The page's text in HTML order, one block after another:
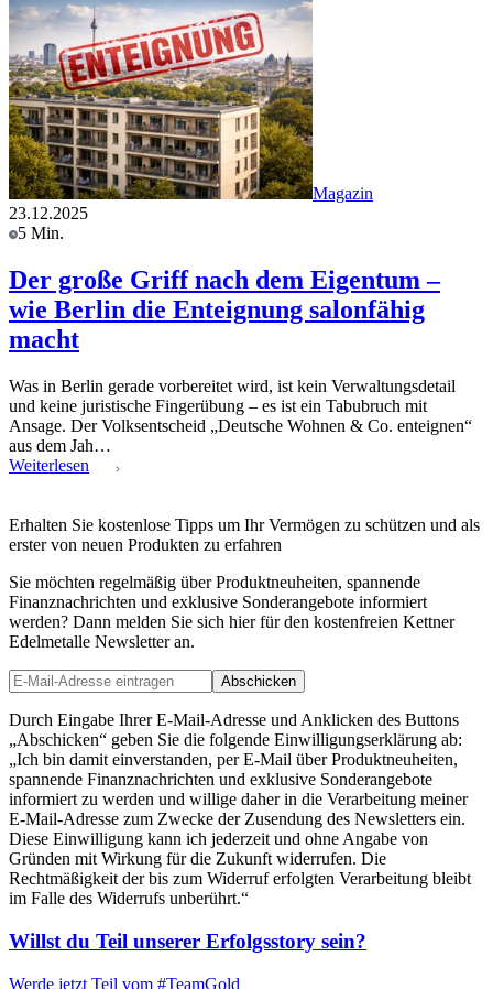
Magazin
23.12.2025
5 Min.
Der große Griff nach dem Eigentum –
wie Berlin die Enteignung salonfähig
macht
Was in Berlin gerade vorbereitet wird, ist kein Verwaltungsdetail
und keine juristische Fingerübung – es ist ein Tabubruch mit
Ansage. Der Volksentscheid „Deutsche Wohnen & Co. enteignen“
aus dem Jah…
Weiterlesen
Erhalten Sie kostenlose Tipps um Ihr Vermögen zu schützen und als
erster von neuen Produkten zu erfahren
Sie möchten regelmäßig über Produktneuheiten, spannende
Finanznachrichten und exklusive Sonderangebote informiert
werden? Dann melden Sie sich hier für den kostenfreien Kettner
Edelmetalle Newsletter an.
Abschicken
Durch Eingabe Ihrer E-Mail-Adresse und Anklicken des Buttons
„Abschicken“ geben Sie die folgende Einwilligungserklärung ab:
„Ich bin damit einverstanden, per E-Mail über Produktneuheiten,
spannende Finanznachrichten und exklusive Sonderangebote
informiert zu werden und willige daher in die Verarbeitung meiner
E-Mail-Adresse zum Zwecke der Zusendung des Newsletters ein.
Diese Einwilligung kann ich jederzeit und ohne Angabe von
Gründen mit Wirkung für die Zukunft widerrufen. Die
Rechtmäßigkeit der bis zum Widerruf erfolgten Verarbeitung bleibt
im Falle des Widerrufs unberührt.“
Willst du Teil unserer Erfolgsstory sein?
Werde jetzt Teil vom #TeamGold